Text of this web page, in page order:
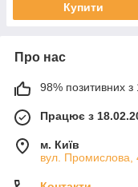
Купити
Про нас
98% позитивних з
Працює з
м. Київ
вул. Промислова,